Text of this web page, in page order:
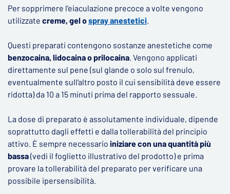
Per sopprimere l’eiaculazione precoce a volte vengono
utilizzate creme, gel ospray anestetici.
Questi preparati contengono sostanze anestetiche come
benzocaina, lidocaina o prilocaina. Vengono applicati
direttamente sul pene (sul glande o solo sul frenulo,
eventualmente sull‘altro posto il cui sensibilità deve essere
ridotta) da 10 a 15 minuti prima del rapporto sessuale.
La dose di preparato è assolutamente individuale, dipende
soprattutto dagli effetti e dalla tollerabilità del principio
attivo. È sempre necessario iniziare con una quantità più
bassa(vedi il foglietto illustrativo del prodotto) e prima
provare la tollerabilità del preparato per verificare una
possibile ipersensibilità.